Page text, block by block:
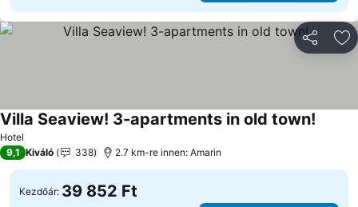
Hotel
Villa Seaview! 3-apartments in old town!
9,1 Kiváló 338 2.7 km-re innen: Amarin
Kezdőár: 39 852 Ft